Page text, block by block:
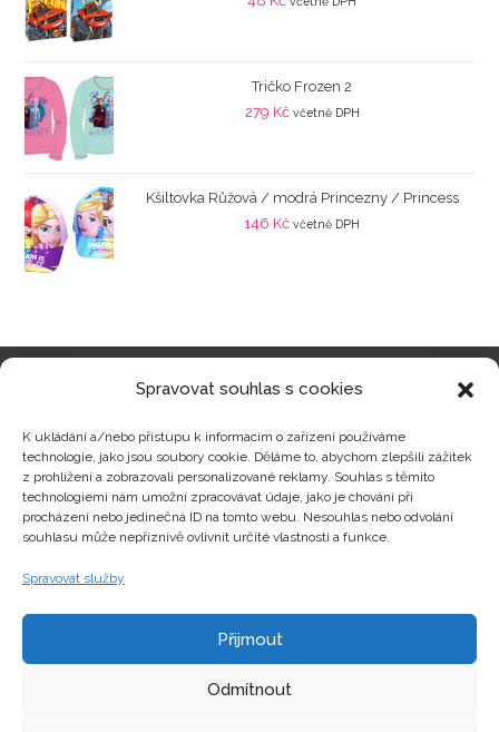
Spravovat souhlas s cookies
K ukládání a/nebo přístupu k informacím o zařízení používáme
technologie, jako jsou soubory cookie. Děláme to, abychom zlepšili zážitek
z prohlížení a zobrazovali personalizované reklamy. Souhlas s těmito
technologiemi nám umožní zpracovávat údaje, jako je chování při
procházení nebo jedinečná ID na tomto webu. Nesouhlas nebo odvolání
souhlasu může nepříznivě ovlivnit určité vlastnosti a funkce.
Spravovat služby
Přijmout
Odmítnout
Tričko Frozen 2
279 Kč včetně DPH
Kšiltovka Růžová / modrá Princezny / Princess
146 Kč včetně DPH
Zajímavosti
Kontakty